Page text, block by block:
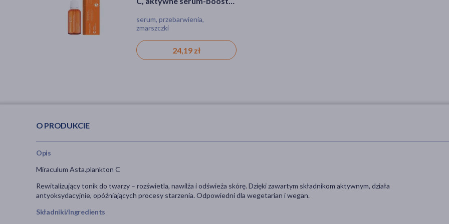
energetyzujący z
200 ml
tonik, przebarwienia, wiotkość
skóry, zmarszczki
33,99 zł
serum, przebarwienia,
zmarszczki
24,19 zł
serum, przebarwienia,
zmarszczki
24,19 zł
O PRODUKCIE
Opis
Miraculum Asta.plankton C
Rewitalizujący tonik do twarzy – rozświetla, nawilża i odświeża skórę. Dzięki zawartym składnikom aktywnym, działa
antyoksydacyjnie, opóźniających procesy starzenia. Odpowiedni dla wegetarian i wegan.
Składniki/Ingredients